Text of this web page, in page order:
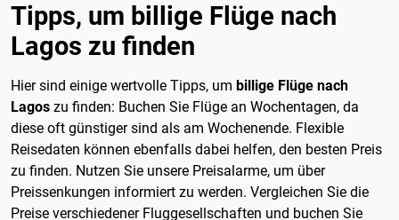
Tipps, um billige Flüge nach
Lagos zu finden
Hier sind einige wertvolle Tipps, um billige Flüge nach
Lagos zu finden: Buchen Sie Flüge an Wochentagen, da
diese oft günstiger sind als am Wochenende. Flexible
Reisedaten können ebenfalls dabei helfen, den besten Preis
zu finden. Nutzen Sie unsere Preisalarme, um über
Preissenkungen informiert zu werden. Vergleichen Sie die
Preise verschiedener Fluggesellschaften und buchen Sie